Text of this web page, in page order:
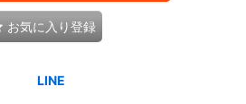
お気に入り登録